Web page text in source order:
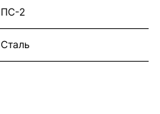
ПС-2
Сталь